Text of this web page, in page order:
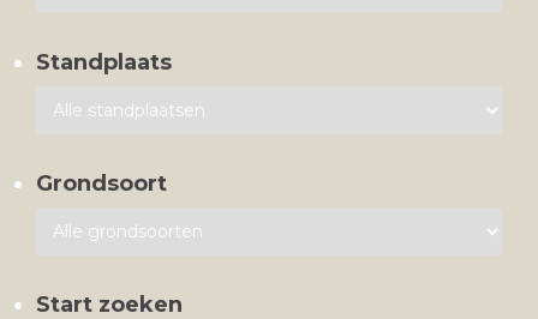
Standplaats
Grondsoort
Start zoeken